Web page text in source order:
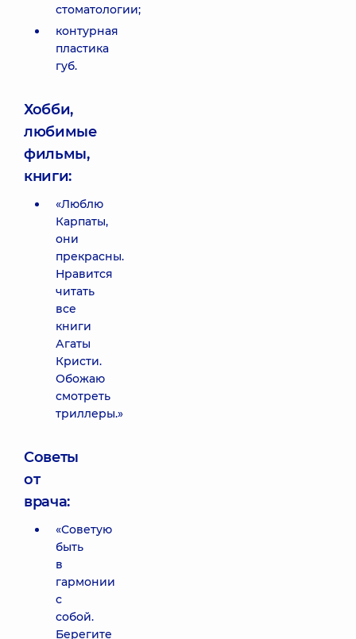
стоматологии;
контурная
пластика
губ.
Хобби,
любимые
фильмы,
книги:
«Люблю
Карпаты,
они
прекрасны.
Нравится
читать
все
книги
Агаты
Кристи.
Обожаю
смотреть
триллеры.»
Советы
от
врача:
«Советую
быть
в
гармонии
с
собой.
Берегите